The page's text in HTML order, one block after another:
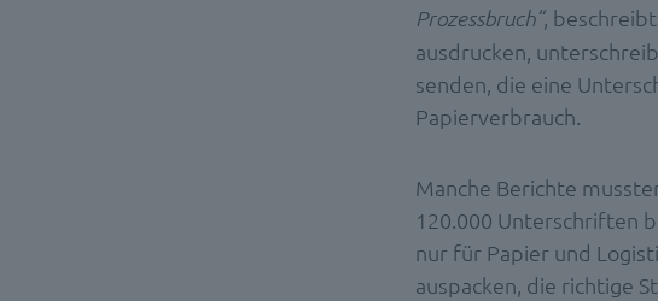
Prozessbruch“,
ausdrucken,
senden, die eine
Papierverbrauch.
Manche Berichte
120.000 Unterschriften
nur für Papier und
auspacken, die richtige